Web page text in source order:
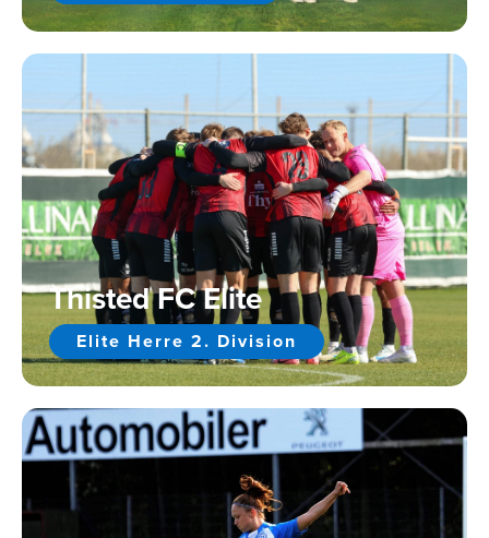
Thisted FC Elite
Elite Herre 2. Division